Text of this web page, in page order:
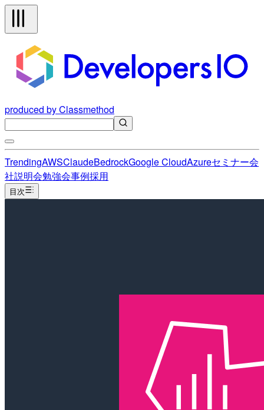
produced by Classmethod
TrendingAWSClaudeBedrockGoogle CloudAzureセミナー会
社説明会勉強会事例採用
目次